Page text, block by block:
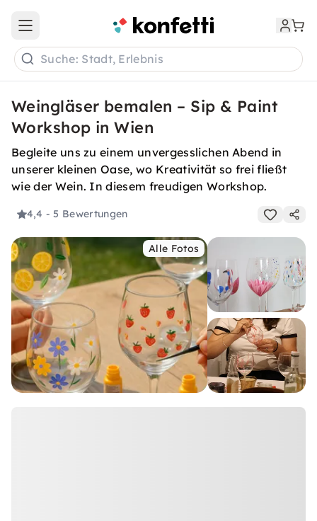
Open main menu
Suche: Stadt, Erlebnis
Weingläser bemalen – Sip & Paint
Workshop in Wien
Begleite uns zu einem unvergesslichen Abend in
unserer kleinen Oase, wo Kreativität so frei fließt
wie der Wein. In diesem freudigen Workshop.
4,4 - 5 Bewertungen
Alle Fotos